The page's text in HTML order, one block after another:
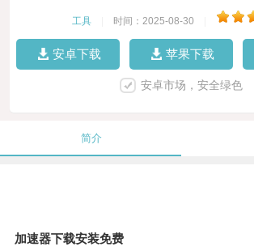
工具 时间：2025-08-30
安卓下载 苹果下载
安卓市场，安全绿色
简介
加速器下载安装免费